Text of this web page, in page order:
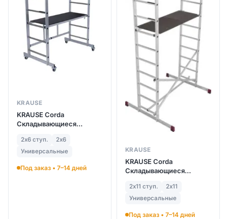
KRAUSE
KRAUSE Corda
Складывающиеся
916211)
2х6 ступ.
2х6
Универсальные
Под заказ • 7–14 дней
KRAUSE
KRAUSE Corda
Складывающиеся
916280)
2х11 ступ.
2х11
Универсальные
Под заказ • 7–14 дней